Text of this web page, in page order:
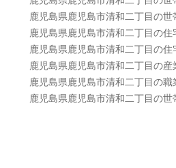
鹿児島県鹿児島市清和二丁目の
鹿児島県鹿児島市清和二丁目の
鹿児島県鹿児島市清和二丁目の
鹿児島県鹿児島市清和二丁目の
鹿児島県鹿児島市清和二丁目の
鹿児島県鹿児島市清和二丁目の